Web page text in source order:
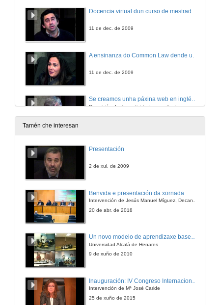
Docencia virtual dun curso de mestrado sobre a plataforma Moodle.
11 de dec. de 2009
11 de dec. de 2009
Se creamos unha páxina web en inglés seguindo as instruccións do profe de Inglés teriamos que rematar aprendendo inglés e algo máis tamén !
Descrición dunha actividade na aula do ano 2008/2009. Derradeiro primeiro ano de Filoloxía Inglesa.
11 de dec. de 2009
11 de dec. de 2009
Unha experiencia en busca do aprendizaxe significativa e a formación de profesionais reflexivos na materia Fundamentos de fisioterapia.
11 de dec. de 2009
11 de dec. de 2009
Tamén che interesan
Presentación
2 de xul. de 2009
Benvida e presentación da xornada
Intervención de Jesús Manuel Míguez, Decano da Facultade de Bioloxía
20 de abr. de 2018
Un novo modelo de aprendizaxe baseado en problemas
Universidad Alcalá de Henares
9 de xuño de 2010
Intervención de Mª José Caride
25 de xuño de 2015